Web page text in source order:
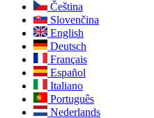
Čeština
Slovenčina
English
Deutsch
Français
Español
Italiano
Português
Nederlands